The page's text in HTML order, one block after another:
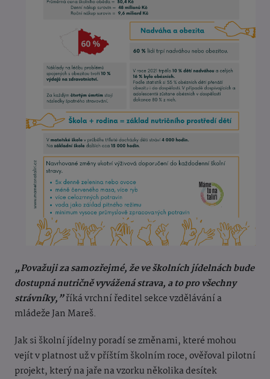
„Považuji za samozřejmé, že ve školních jídelnách bude
dostupná nutričně vyvážená strava, a to pro všechny
strávníky,”říká vrchní ředitel sekce vzdělávání a
mládeže Jan Mareš.
Jak si školní jídelny poradí se změnami, které mohou
vejít v platnost už v příštím školním roce, ověřoval pilotní
projekt, který na jaře na vzorku několika desítek